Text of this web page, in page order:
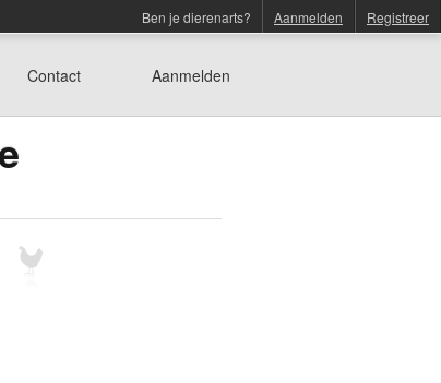
Aanmelden Registreer
Ben je dierenarts?
Contact Aanmelden